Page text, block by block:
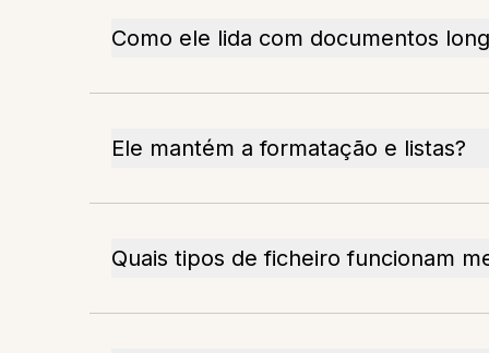
Como ele lida com documentos
Ele mantém a formatação e listas?
Quais tipos de ficheiro funcionam